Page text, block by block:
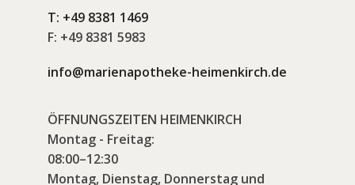
T: +49 8381 1469
F: +49 8381 5983
info@marienapotheke-heimenkirch.de
ÖFFNUNGSZEITEN HEIMENKIRCH
Montag - Freitag:
08:00–12:30
Montag, Dienstag, Donnerstag und